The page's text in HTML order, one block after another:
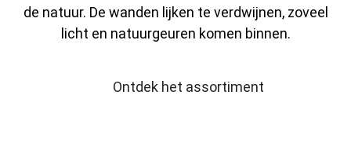
de natuur. De wanden lijken te verdwijnen, zoveel
licht en natuurgeuren komen binnen.
Ontdek het assortiment